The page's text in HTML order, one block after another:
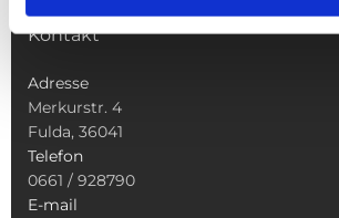
Kontakt
Adresse
Merkurstr. 4
Fulda, 36041
Telefon
0661 / 928790
E-mail